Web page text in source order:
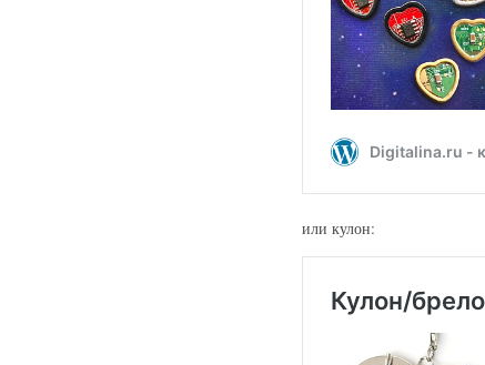
или кулон: